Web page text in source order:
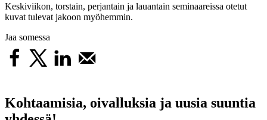
Keskiviikon, torstain, perjantain ja lauantain seminaareissa otetut
kuvat tulevat jakoon myöhemmin.
Jaa somessa
Kohtaamisia, oivalluksia ja uusia suuntia